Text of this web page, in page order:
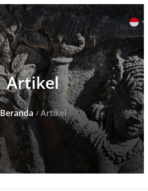
Artikel
Beranda Artikel